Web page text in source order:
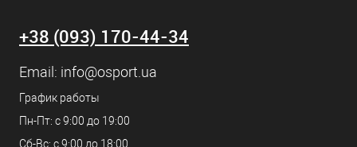
+38 (093) 170-44-34
Email: info@osport.ua
График работы
Пн-Пт: с 9:00 до 19:00
Сб-Вс: с 9:00 до 18:00